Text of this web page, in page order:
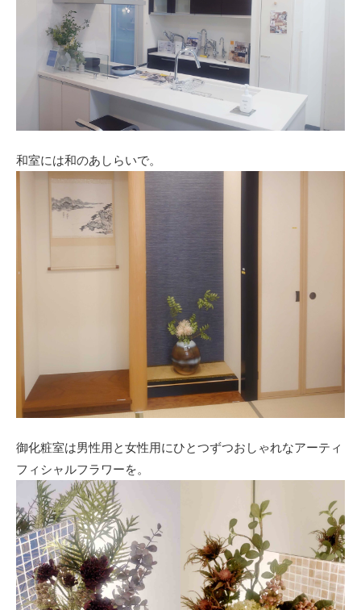
和室には和のあしらいで。
御化粧室は男性用と女性用にひとつずつおしゃれなアーティ
フィシャルフラワーを。